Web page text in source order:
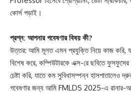
কোর্স পড়াই।
প্রশ্ন: আপনার গবেষণার বিষয় কী?
উত্তর: আমি মূলত এমন প্রযুক্তি নিয়ে কাজ করি,
বিশেষ করে, কম্পিউটারকে এক্স-রে ছবিতে
চেষ্টা করি, যাতে কম সুবিধাসম্পন্ন হাসপাতালেও
গবেষণার জন্য আমি FMLDS 2025-এ রানার-আপ